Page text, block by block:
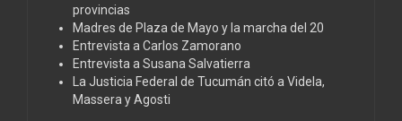
provincias
Madres de Plaza de Mayo y la marcha del 20
Entrevista a Carlos Zamorano
Entrevista a Susana Salvatierra
La Justicia Federal de Tucumán citó a Videla,
Massera y Agosti